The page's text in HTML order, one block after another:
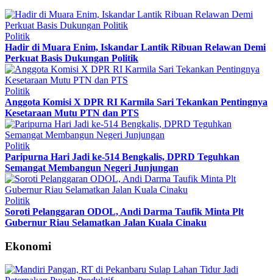
Politik
Hadir di Muara Enim, Iskandar Lantik Ribuan Relawan Demi
Perkuat Basis Dukungan Politik
Politik
Anggota Komisi X DPR RI Karmila Sari Tekankan Pentingnya
Kesetaraan Mutu PTN dan PTS
Politik
Paripurna Hari Jadi ke-514 Bengkalis, DPRD Teguhkan
Semangat Membangun Negeri Junjungan
Politik
Soroti Pelanggaran ODOL, Andi Darma Taufik Minta Plt
Gubernur Riau Selamatkan Jalan Kuala Cinaku
Ekonomi